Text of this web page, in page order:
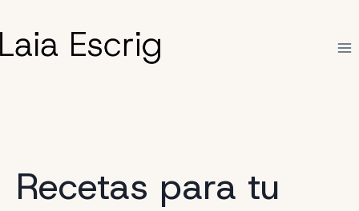
al
contenido
Recetas para tu